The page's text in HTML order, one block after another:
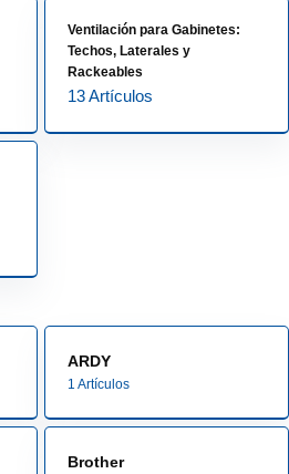
Ventilación para Gabinetes:
Techos, Laterales y
Rackeables
13 Artículos
ARDY
1 Artículos
Brother